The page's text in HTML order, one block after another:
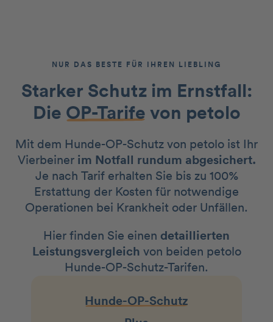
NUR DAS BESTE FÜR IHREN LIEBLING
Starker Schutz im Ernstfall:
Die OP-Tarife von petolo
Mit dem Hunde-OP-Schutz von petolo ist Ihr
Vierbeiner im Notfall rundum abgesichert.
Je nach Tarif erhalten Sie bis zu 100%
Erstattung der Kosten für notwendige
Operationen bei Krankheit oder Unfällen.
Hier finden Sie einen detaillierten
Leistungsvergleich von beiden petolo
Hunde-OP-Schutz-Tarifen.
Hunde-OP-Schutz